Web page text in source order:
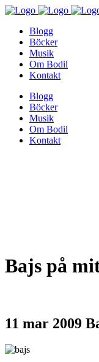
Blogg
Böcker
Musik
Om Bodil
Kontakt
Blogg
Böcker
Musik
Om Bodil
Kontakt
Bajs på
11 mar 2009